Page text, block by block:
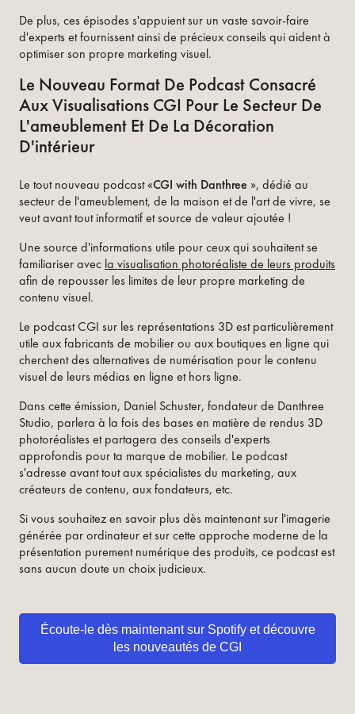
De plus, ces épisodes s'appuient sur un vaste savoir-faire
d'experts et fournissent ainsi de précieux conseils qui aident à
optimiser son propre marketing visuel.
Le Nouveau Format De Podcast Consacré
Aux Visualisations CGI Pour Le Secteur De
L'ameublement Et De La Décoration
D'intérieur
Le tout nouveau podcast «CGI with Danthree », dédié au
secteur de l'ameublement, de la maison et de l'art de vivre, se
veut avant tout informatif et source de valeur ajoutée !
Une source d'informations utile pour ceux qui souhaitent se
familiariser avec la visualisation photoréaliste de leurs produits
afin de repousser les limites de leur propre marketing de
contenu visuel.
Le podcast CGI sur les représentations 3D est particulièrement
utile aux fabricants de mobilier ou aux boutiques en ligne qui
cherchent des alternatives de numérisation pour le contenu
visuel de leurs médias en ligne et hors ligne.
Dans cette émission, Daniel Schuster, fondateur de Danthree
Studio, parlera à la fois des bases en matière de rendus 3D
photoréalistes et partagera des conseils d'experts
approfondis pour ta marque de mobilier. Le podcast
s'adresse avant tout aux spécialistes du marketing, aux
créateurs de contenu, aux fondateurs, etc.
Si vous souhaitez en savoir plus dès maintenant sur l'imagerie
générée par ordinateur et sur cette approche moderne de la
présentation purement numérique des produits, ce podcast est
sans aucun doute un choix judicieux.
Écoute-le dès maintenant sur Spotify et découvre
les nouveautés de CGI